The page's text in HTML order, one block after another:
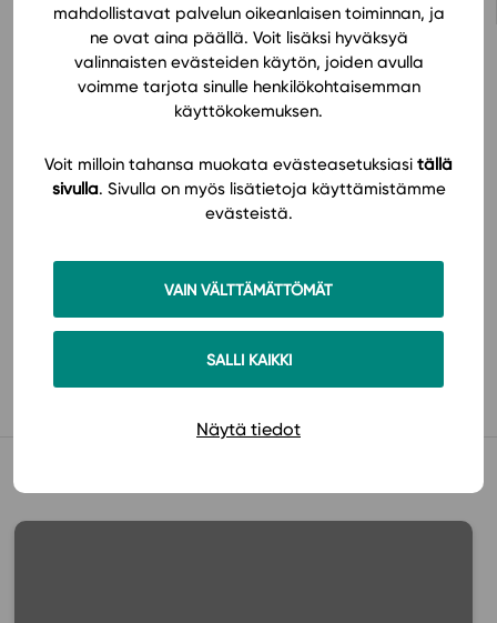
mahdollistavat palvelun oikeanlaisen toiminnan, ja
ne ovat aina päällä. Voit lisäksi hyväksyä
valinnaisten evästeiden käytön, joiden avulla
voimme tarjota sinulle henkilökohtaisemman
käyttökokemuksen.
Voit milloin tahansa muokata evästeasetuksiasi tällä
sivulla. Sivulla on myös lisätietoja käyttämistämme
evästeistä.
VAIN VÄLTTÄMÄTTÖMÄT
SALLI KAIKKI
Näytä tiedot
Käyttöönotto